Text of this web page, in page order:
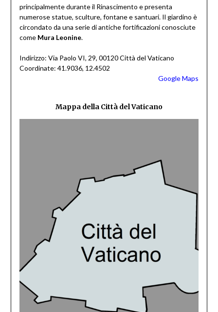
principalmente durante il Rinascimento e presenta
numerose statue, sculture, fontane e santuari. Il giardino è
circondato da una serie di antiche fortificazioni conosciute
come Mura Leonine.
Indirizzo: Via Paolo VI, 29, 00120 Città del Vaticano
Coordinate: 41.9036, 12.4502
Google Maps
Mappa della Città del Vaticano